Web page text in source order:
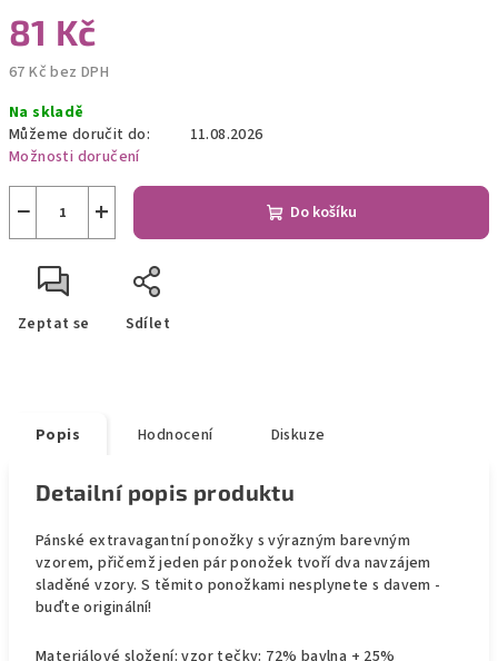
81 Kč
67 Kč bez DPH
cena:
Na skladě
Můžeme doručit do:
11.08.2026
Možnosti doručení
+
− Do košíku
Zeptat se Sdílet
Popis Hodnocení Diskuze
Detailní popis produktu
Pánské extravagantní ponožky s výrazným barevným
vzorem, přičemž jeden pár ponožek tvoří dva navzájem
sladěné vzory. S těmito ponožkami nesplynete s davem -
buďte originální!
Materiálové složení: vzor tečky: 72% bavlna + 25%